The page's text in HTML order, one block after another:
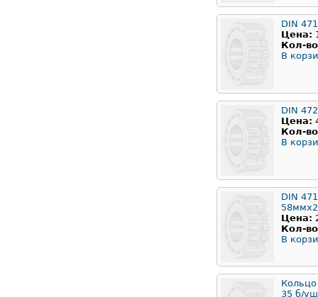
DIN
Цена:
Кол-
В
DIN
Цена:
Кол-
В
DIN
Цена:
Кол-
В
35 б/